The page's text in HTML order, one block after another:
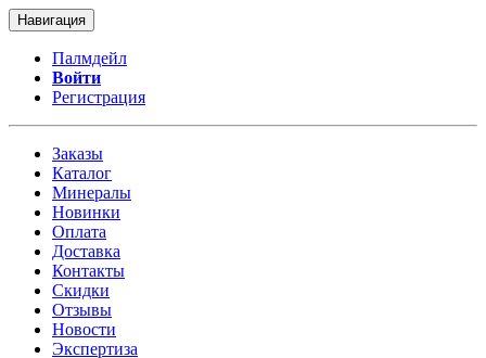
Навигация
Палмдейл
Войти
Регистрация
Заказы
Каталог
Минералы
Новинки
Оплата
Доставка
Контакты
Скидки
Отзывы
Новости
Экспертиза